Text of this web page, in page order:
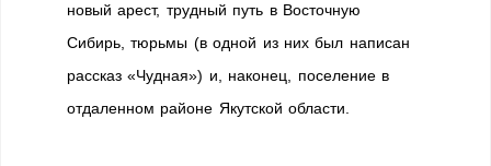
новый арест, трудный путь в Восточную
Сибирь, тюрьмы (в одной из них был написан
рассказ «Чудная») и, наконец, поселение в
отдаленном районе Якутской области.